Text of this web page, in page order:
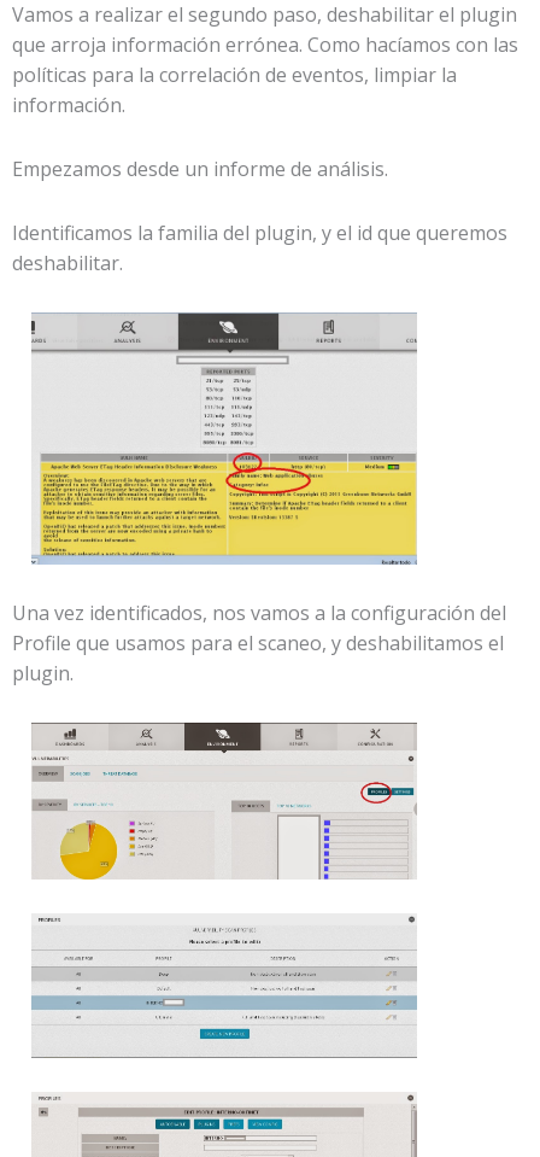
Vamos a realizar el segundo paso, deshabilitar el plugin
que arroja información errónea. Como hacíamos con las
políticas para la correlación de eventos, limpiar la
información.
Empezamos desde un informe de análisis.
Identificamos la familia del plugin, y el id que queremos
deshabilitar.
Una vez identificados, nos vamos a la configuración del
Profile que usamos para el scaneo, y deshabilitamos el
plugin.